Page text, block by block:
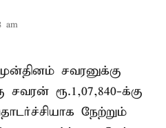
am
சவரனுக்கு
சவரன் ரூ.1,07,840-க்கு
நேற்றும்